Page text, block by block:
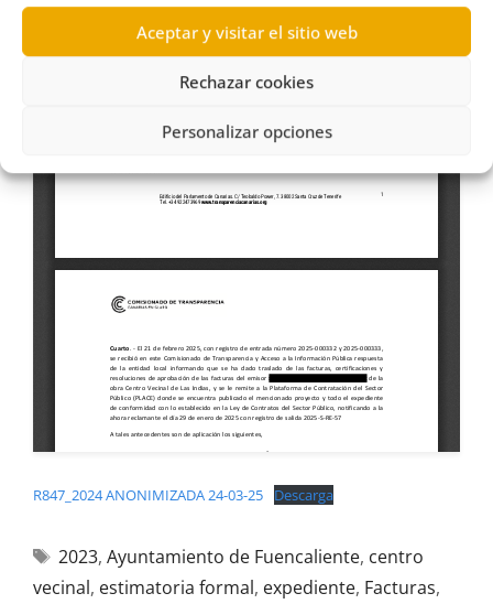
Aceptar y visitar el sitio web
Rechazar cookies
Personalizar opciones
R847_2024 ANONIMIZADA 24-03-25 Descarga
2023, Ayuntamiento de Fuencaliente, centro
vecinal, estimatoria formal, expediente, Facturas,